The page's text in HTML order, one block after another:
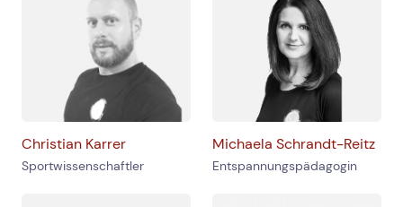
Christian Karrer
Sportwissenschaftler
Michaela Schrandt-Reitz
Entspannungspädagogin